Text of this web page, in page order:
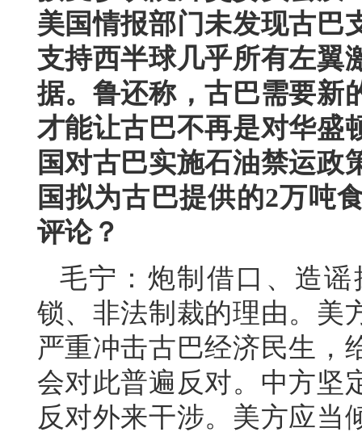
美国情报部门未发现古巴
支持西半球几乎所有左翼
据。鲁还称，古巴需要新
才能让古巴不再是对华盛
国对古巴实施石油禁运政
国拟为古巴提供的2万吨
评论？
毛宁：炮制借口、造
锁、非法制裁的理由。美
严重冲击古巴经济民生，
会对此普遍反对。中方坚
反对外来干涉。美方应当